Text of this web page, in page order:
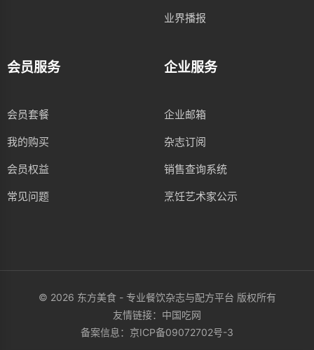
业界播报
会员服务
会员套餐
我的购买
会员权益
常见问题
企业服务
企业邮箱
杂志订阅
销售查询系统
烹饪艺术家公示
© 2026 东方美食 - 专业餐饮杂志与配方平台 版权所有
友情链接： 中国吃网
备案信息： 京ICP备09072702号-3